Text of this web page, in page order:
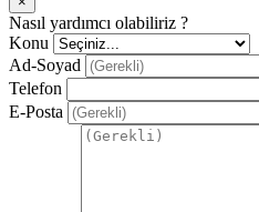
Nasıl yardımcı olabiliriz ?
Konu
Ad-Soyad
Telefon
E-Posta